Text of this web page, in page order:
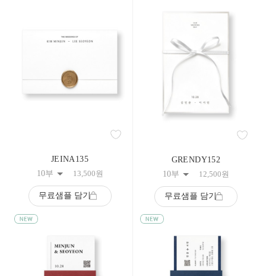
JEINA135
10부
13,500원
무료샘플 담기
GRENDY152
10부
12,500원
무료샘플 담기